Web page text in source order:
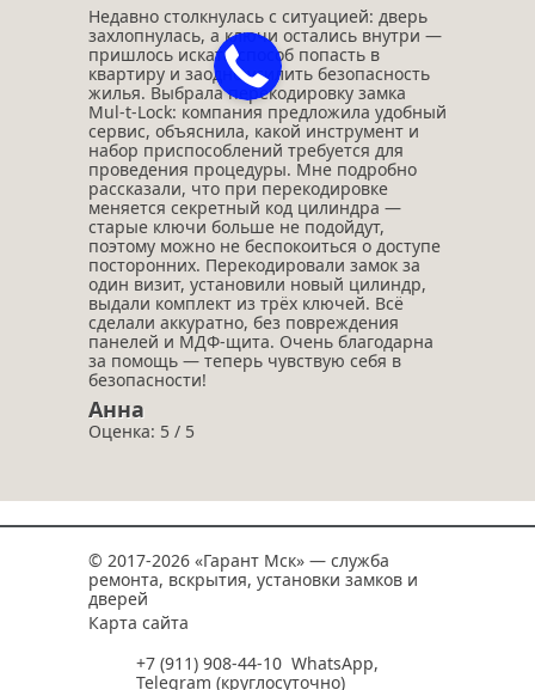
Недавно столкнулась с ситуацией: дверь
захлопнулась, а ключи остались внутри —
пришлось искать способ попасть в
квартиру и заодно усилить безопасность
жилья. Выбрала перекодировку замка
Mul‑t‑Lock: компания предложила удобный
сервис, объяснила, какой инструмент и
набор приспособлений требуется для
проведения процедуры. Мне подробно
рассказали, что при перекодировке
меняется секретный код цилиндра —
старые ключи больше не подойдут,
поэтому можно не беспокоиться о доступе
посторонних. Перекодировали замок за
один визит, установили новый цилиндр,
выдали комплект из трёх ключей. Всё
сделали аккуратно, без повреждения
панелей и МДФ‑щита. Очень благодарна
за помощь — теперь чувствую себя в
безопасности!
Анна
Оценка: 5 / 5
© 2017-2026 «Гарант Мск» — служба
ремонта, вскрытия, установки замков и
дверей
Карта сайта
+7 (911) 908-44-10 WhatsApp,
Telegram (круглосуточно)